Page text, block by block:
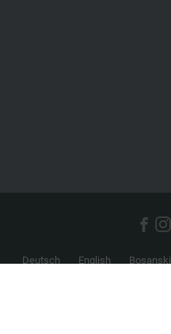
Deutsch English Bosanski